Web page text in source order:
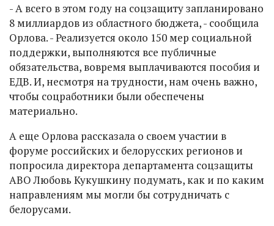
- А всего в этом году на соцзащиту запланировано
8 миллиардов из областного бюджета, - сообщила
Орлова. - Реализуется около 150 мер социальной
поддержки, выполняются все публичные
обязательства, вовремя выплачиваются пособия и
ЕДВ. И, несмотря на трудности, нам очень важно,
чтобы соцработники были обеспечены
материально.
А еще Орлова рассказала о своем участии в
форуме российских и белорусских регионов и
попросила директора департамента соцзащиты
АВО Любовь Кукушкину подумать, как и по каким
направлениям мы могли бы сотрудничать с
белорусами.